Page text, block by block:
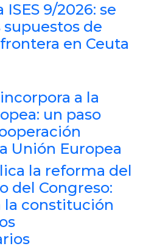
9/2026: se
de
en Ceuta
a la
un paso
Unión Europea
la reforma del
del Congreso:
la constitución